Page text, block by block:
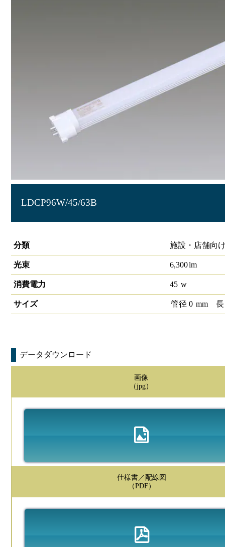
LDCP96W/45/63B
分類
施設・店舗向
光束 6,300lm
消費電力 45 w
サイズ 管径 0 mm
データダウンロード
画像
（jpg）
仕様書／配線図
（PDF）